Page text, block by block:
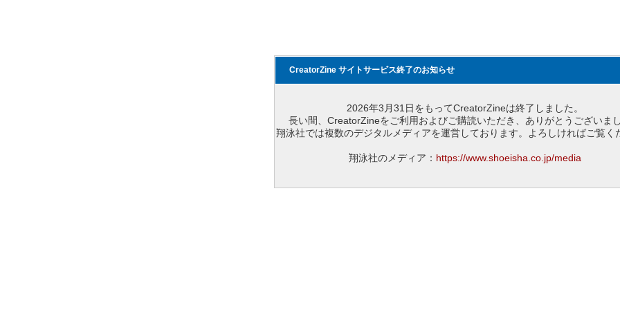
CreatorZine サイトサービス終了のお知らせ
2026年3月31日をもってCreatorZineは終了しました。
長い間、CreatorZineをご利用およびご購読いただき、ありがとうございま
翔泳社では複数のデジタルメディアを運営しております。よろしければご覧く
翔泳社のメディア： https://www.shoeisha.co.jp/media